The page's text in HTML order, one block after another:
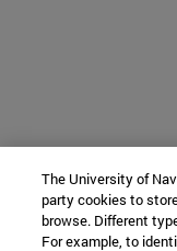
The University of
party cookies to
browse. Different
For example, to